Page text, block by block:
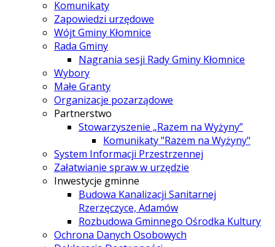
Komunikaty
Zapowiedzi urzędowe
Wójt Gminy Kłomnice
Rada Gminy
Nagrania sesji Rady Gminy Kłomnice
Wybory
Małe Granty
Organizacje pozarządowe
Partnerstwo
Stowarzyszenie „Razem na Wyżyny”
Komunikaty "Razem na Wyżyny"
System Informacji Przestrzennej
Załatwianie spraw w urzędzie
Inwestycje gminne
Budowa Kanalizacji Sanitarnej
Rzerzęczyce, Adamów
Rozbudowa Gminnego Ośrodka Kultury
Ochrona Danych Osobowych